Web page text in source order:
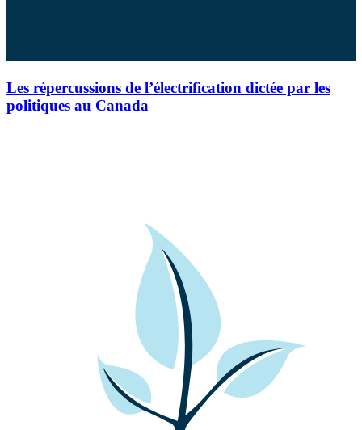
Les répercussions de l’électrification dictée par les
politiques au Canada